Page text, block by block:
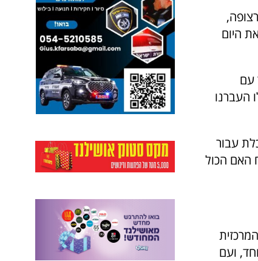
היום
עם
העברנו
עבור
האם הכול
ועם